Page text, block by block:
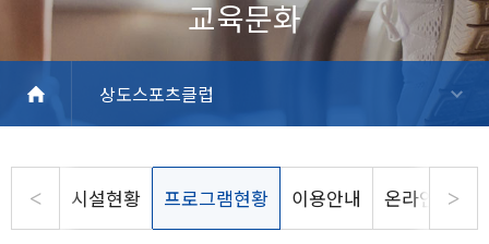
시설현황 프로그램현황 이용안내 온라인수강
상도스포츠클럽